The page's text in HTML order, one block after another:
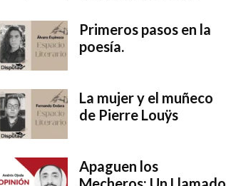
Primeros pasos en la
poesía.
La mujer y el muñeco
de Pierre Louÿs
Apaguen los